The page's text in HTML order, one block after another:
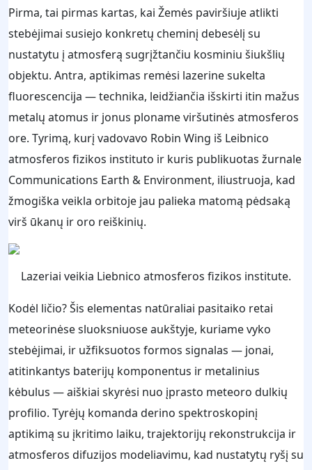
Pirma, tai pirmas kartas, kai Žemės paviršiuje atlikti
stebėjimai susiejo konkretų cheminį debesėlį su
nustatytu į atmosferą sugrįžtančiu kosminiu šiukšlių
objektu. Antra, aptikimas remėsi lazerine sukelta
fluorescencija — technika, leidžiančia išskirti itin mažus
metalų atomus ir jonus ploname viršutinės atmosferos
ore. Tyrimą, kurį vadovavo Robin Wing iš Leibnico
atmosferos fizikos instituto ir kuris publikuotas žurnale
Communications Earth & Environment, iliustruoja, kad
žmogiška veikla orbitoje jau palieka matomą pėdsaką
virš ūkanų ir oro reiškinių.
Lazeriai veikia Liebnico atmosferos fizikos institute.
Kodėl ličio? Šis elementas natūraliai pasitaiko retai
meteorinėse sluoksniuose aukštyje, kuriame vyko
stebėjimai, ir užfiksuotos formos signalas — jonai,
atitinkantys baterijų komponentus ir metalinius
kėbulus — aiškiai skyrėsi nuo įprasto meteoro dulkių
profilio. Tyrėjų komanda derino spektroskopinį
aptikimą su įkritimo laiku, trajektorijų rekonstrukcija ir
atmosferos difuzijos modeliavimu, kad nustatytų ryšį su